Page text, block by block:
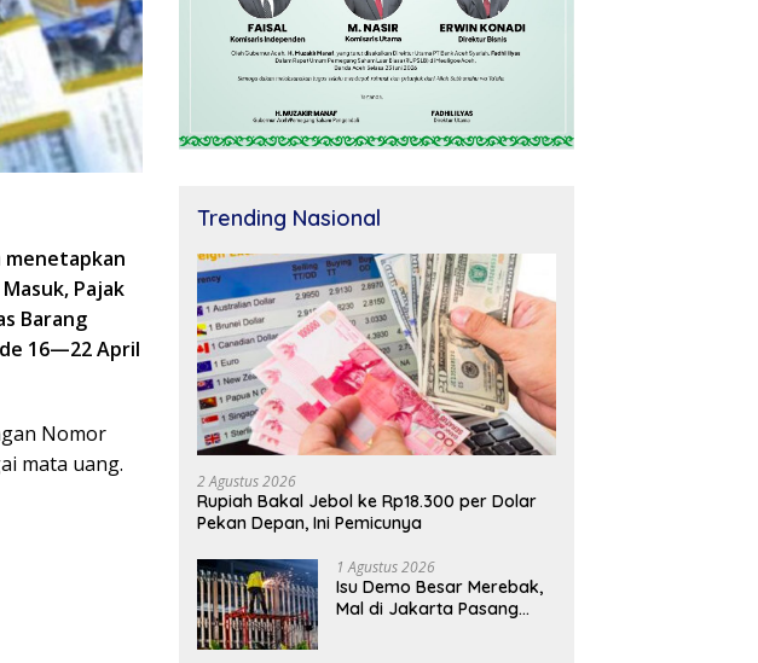
menetapkan
Pajak
Barang
16—22 April
Nomor
mata uang.
Trending Nasional
2 Agustus 2026
Rupiah Bakal Jebol ke Rp18.300 per Dolar
Pekan Depan, Ini Pemicunya
1 Agustus 2026
Isu Demo Besar Merebak,
Mal di Jakarta Pasang